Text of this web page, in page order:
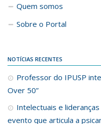
Quem somos
Sobre o Portal
NOTÍCIAS RECENTES
Professor do IPUSP
Over 50”
Intelectuais e
evento que articula a